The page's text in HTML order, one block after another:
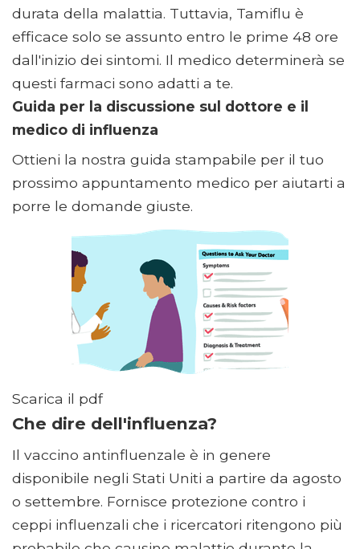
durata della malattia. Tuttavia, Tamiflu è
efficace solo se assunto entro le prime 48 ore
dall'inizio dei sintomi. Il medico determinerà se
questi farmaci sono adatti a te.
Guida per la discussione sul dottore e il
medico di influenza
Ottieni la nostra guida stampabile per il tuo
prossimo appuntamento medico per aiutarti a
porre le domande giuste.
Scarica il pdf
Che dire dell'influenza?
Il vaccino antinfluenzale è in genere
disponibile negli Stati Uniti a partire da agosto
o settembre. Fornisce protezione contro i
ceppi influenzali che i ricercatori ritengono più